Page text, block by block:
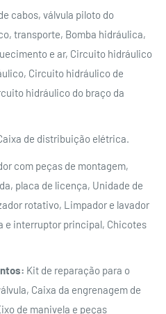
cabos, válvula piloto do
transporte, Bomba hidráulica,
e ar, Circuito hidráulico
Circuito hidráulico de
hidráulico do braço da
de distribuição elétrica.
com peças de montagem,
placa de licença, Unidade de
rotativo, Limpador e lavador
e interruptor principal, Chicotes
Kit de reparação para o
Caixa da engrenagem de
de manivela e peças